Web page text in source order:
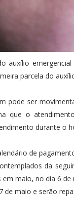
auxílio
parcela do
pode ser
que o
durante o
de
da
em maio, no dia 6
de maio e serão